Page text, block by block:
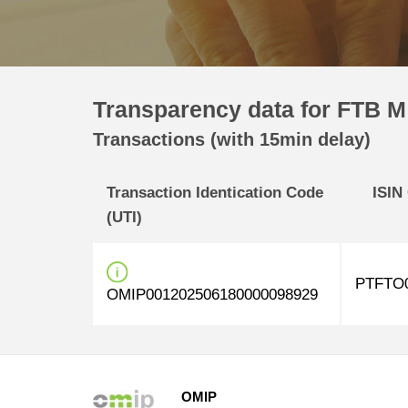
Transparency data for FTB
Transactions (with 15min delay)
Transaction Identication Code
(UTI)
ISIN
OMIP001202506180000098929
OMIP